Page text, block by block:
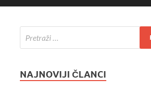
NAJNOVIJI ČLANCI